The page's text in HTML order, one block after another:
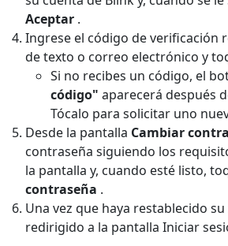
Aceptar .
Ingrese el código de verificación
de texto o correo electrónico y
Si no recibes un código, el
código" aparecerá después
Tócalo para solicitar uno
Desde la pantalla Cambiar
contraseña siguiendo los
la pantalla y, cuando esté listo,
contraseña .
Una vez que haya restablecido
redirigido a la pantalla Iniciar